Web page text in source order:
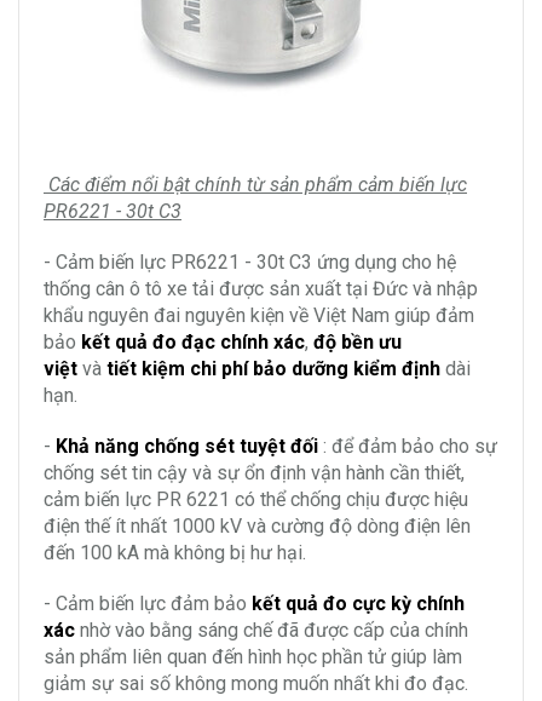
Các điểm nổi bật chính từ sản phẩm cảm biến lực
PR6221 - 30t C3
- Cảm biến lực PR6221 - 30t C3 ứng dụng cho hệ
thống cân ô tô xe tải được sản xuất tại Đức và nhập
khẩu nguyên đai nguyên kiện về Việt Nam giúp đảm
bảo kết quả đo đạc chính xác, độ bền ưu
việt và tiết kiệm chi phí bảo dưỡng kiểm định dài
hạn.
- Khả năng chống sét tuyệt đối : để đảm bảo cho sự
chống sét tin cậy và sự ổn định vận hành cần thiết,
cảm biến lực PR 6221 có thể chống chịu được hiệu
điện thế ít nhất 1000 kV và cường độ dòng điện lên
đến 100 kA mà không bị hư hại.
- Cảm biến lực đảm bảo kết quả đo cực kỳ chính
xác nhờ vào bằng sáng chế đã được cấp của chính
sản phẩm liên quan đến hình học phần tử giúp làm
giảm sự sai số không mong muốn nhất khi đo đạc.